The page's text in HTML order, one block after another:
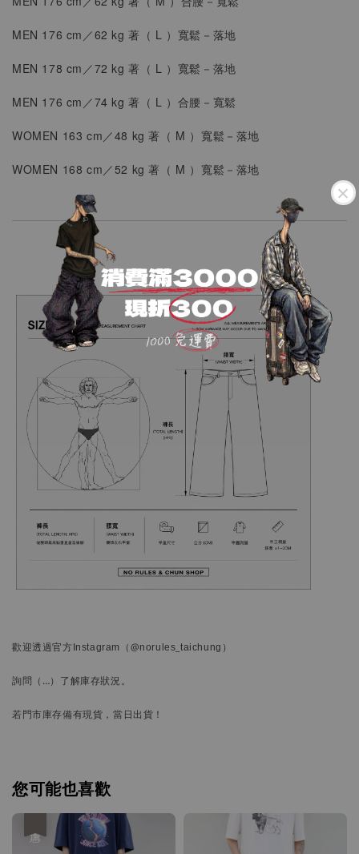
MEN 176 cm／62 kg 著（ L ）寬鬆 －落地
MEN 178 cm／72 kg 著（ L ） 寬鬆 － 落地
MEN 176 cm／74 kg 著（ L ） 合腰 －寬鬆
WOMEN 163 cm／48 kg 著（ M ）寬鬆－落地
WOMEN 168 cm／52 kg 著（ M ）寬鬆－落地
歡迎透過官方Instagram （@norules_taichung）
詢問 （…） 了解庫存狀況。
若門市庫存備有現貨，當日出貨！
您可能也喜歡